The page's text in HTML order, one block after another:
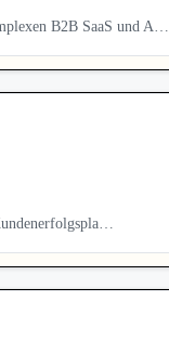
B2B SaaS und A…